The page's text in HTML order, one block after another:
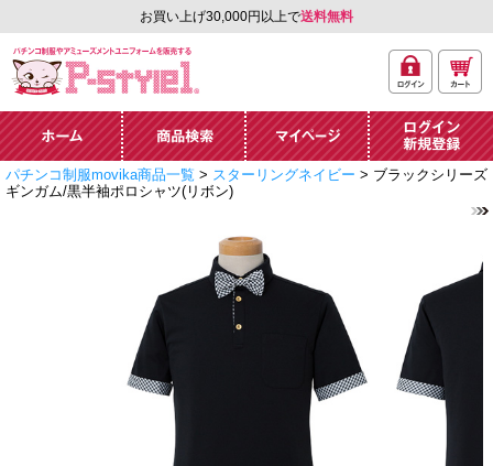
お買い上げ30,000円以上で送料無料
ーズメントユニフォー
ム通販「P-style 1」.
イン
ト
ホーム 商品検索 マイページ
ログイン・新規
パチンコ制服movika商品一覧 > スターリングネイビー > ブラックシリーズ
ギンガム/黒半袖ポロシャツ(リボン)